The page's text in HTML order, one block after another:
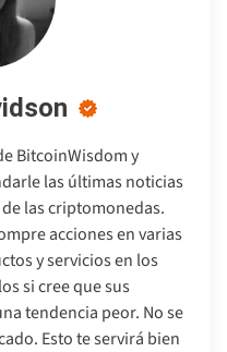
BitcoinWisdom y
las últimas noticias
las criptomonedas.
acciones en varias
y servicios en los
si cree que sus
tendencia peor. No se
Esto te servirá bien